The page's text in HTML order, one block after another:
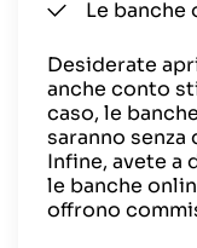
Le banche
Desiderate
anche conto
caso, le
saranno
Infine, avete a
le banche
offrono